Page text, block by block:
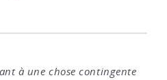
à une chose contingente